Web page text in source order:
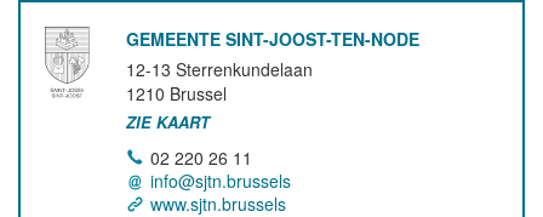
GEMEENTE SINT-JOOST-TEN-NODE
12-13 Sterrenkundelaan
1210 Brussel
ZIE KAART
02 220 26 11
info@sjtn.brussels
www.sjtn.brussels